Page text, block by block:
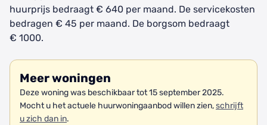
huurprijs bedraagt € 640 per maand. De servicekosten
bedragen € 45 per maand. De borgsom bedraagt
€ 1000.
Meer woningen
Deze woning was beschikbaar tot 15 september 2025.
Mocht u het actuele huurwoningaanbod willen zien,schrijft
u zich dan in.